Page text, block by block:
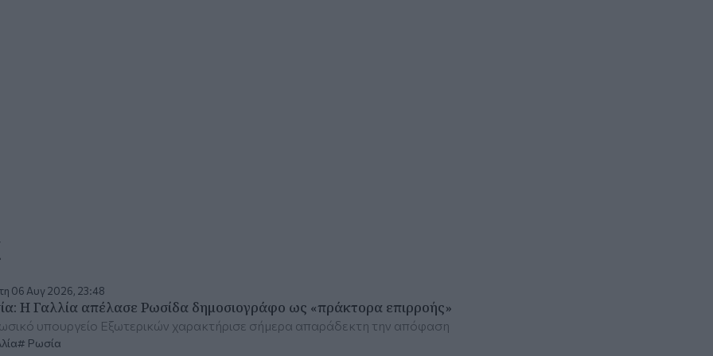
06 Αυγ 2026, 23:48
Η Γαλλία απέλασε Ρωσίδα δημοσιογράφο ως «πράκτορα επιρροής»
υπουργείο Εξωτερικών χαρακτήρισε σήμερα απαράδεκτη την απόφαση
Ρωσία